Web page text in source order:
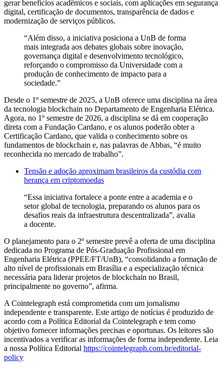
gerar benefícios acadêmicos e sociais, com aplicações em segurança
digital, certificação de documentos, transparência de dados e
modernização de serviços públicos.
“Além disso, a iniciativa posiciona a UnB de forma
mais integrada aos debates globais sobre inovação,
governança digital e desenvolvimento tecnológico,
reforçando o compromisso da Universidade com a
produção de conhecimento de impacto para a
sociedade.”
Desde o 1º semestre de 2025, a UnB oferece uma disciplina na área
da tecnologia blockchain no Departamento de Engenharia Elétrica.
Agora, no 1º semestre de 2026, a disciplina se dá em cooperação
direta com a Fundação Cardano, e os alunos poderão obter a
Certificação Cardano, que valida o conhecimento sobre os
fundamentos de blockchain e, nas palavras de Abbas, “é muito
reconhecida no mercado de trabalho”.
Tensão e adoção aproximam brasileiros da custódia com
herança em criptomoedas
“Essa iniciativa fortalece a ponte entre a academia e o
setor global de tecnologia, preparando os alunos para os
desafios reais da infraestrutura descentralizada”, avalia
a docente.
O planejamento para o 2º semestre prevê a oferta de uma disciplina
dedicada no Programa de Pós-Graduação Profissional em
Engenharia Elétrica (PPEE/FT/UnB), “consolidando a formação de
alto nível de profissionais em Brasília e a especialização técnica
necessária para liderar projetos de blockchain no Brasil,
principalmente no governo”, afirma.
A Cointelegraph está comprometida com um jornalismo
independente e transparente. Este artigo de notícias é produzido de
acordo com a Política Editorial da Cointelegraph e tem como
objetivo fornecer informações precisas e oportunas. Os leitores são
incentivados a verificar as informações de forma independente. Leia
a nossa Política Editorial https://cointelegraph.com.br/editorial-
policy